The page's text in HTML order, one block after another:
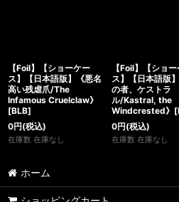
【Foil】【ショーケー
ス】【日本語版】《悪名
高い残虐爪/The
Infamous Cruelclaw》
[BLB]
0円(税込)
在庫数 在庫なし
【Foil】【ショ
ス】【日本語版
の者、ケストラ
ル/Kastral, the
Windcrested》
0円(税込)
在庫数 在庫なし
ホーム